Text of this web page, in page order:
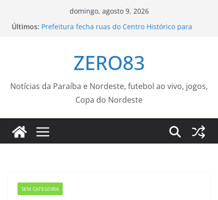
domingo, agosto 9, 2026
Últimos: Prefeitura fecha ruas do Centro Histórico para
Jovens negros do Rio e da Bahia recebem bolsa
para estudar no exterior
próxima semana – Agência de Notícias
Secretaria Municipal de Saúde incentiva homens
a cuidar da saúde antes e durante a paternidade
ZERO83
Notícias da Paraíba e Nordeste, futebol ao vivo, jogos,
Copa do Nordeste
SEM CATEGORIA